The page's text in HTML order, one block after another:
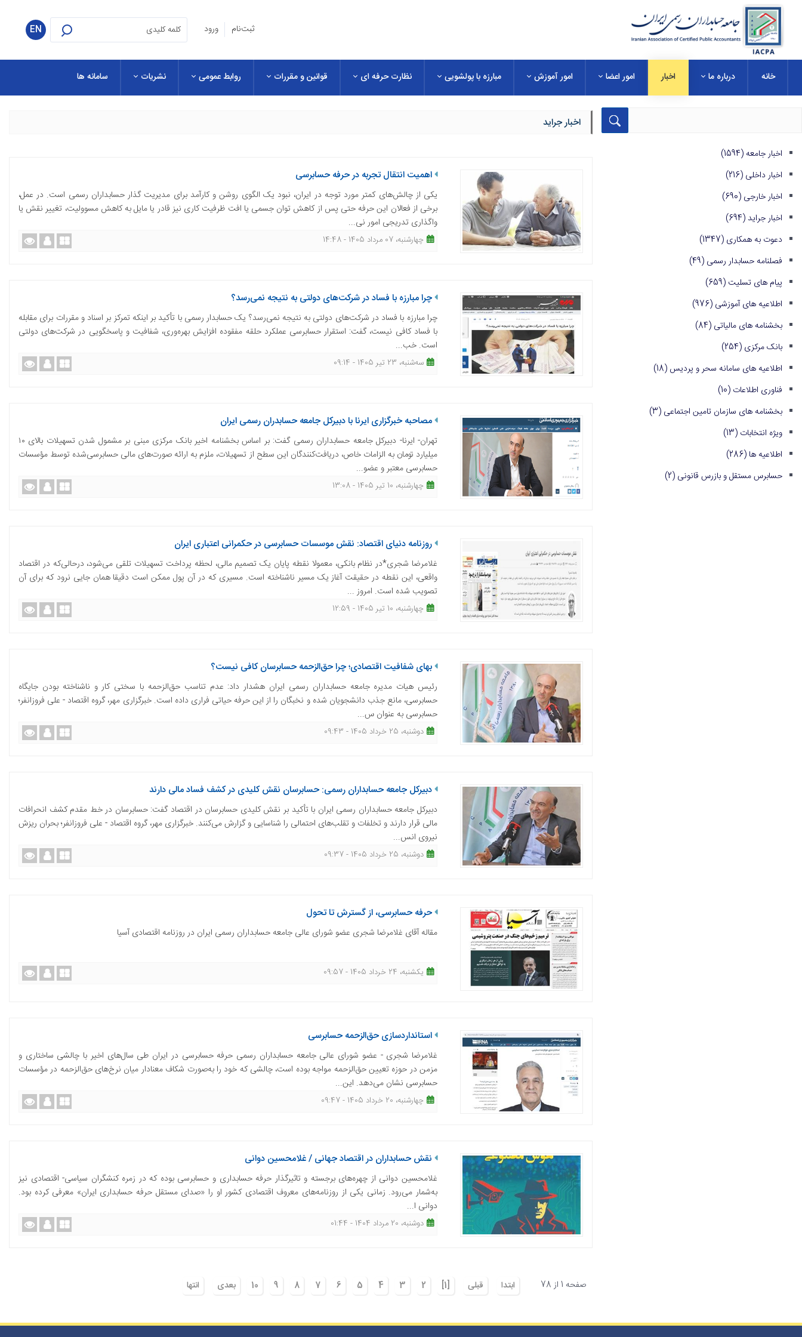
ثبت‌نام ورود EN
خانه درباره ما اخبار امور اعضا امور آموزش مبارزه با پولشویی نظارت حرفه ای قوانین و مقررات روابط عمومی نشریات سامانه ها
اخبار جامعه (1594)
اخبار داخلی (216)
اخبار خارجی (690)
اخبار جراید(694)
دعوت به همکاری (1347)
فصلنامه حسابدار رسمی (49)
پیام های تسلیت (659)
اطلاعیه های آموزشی (976)
بخشنامه های مالیاتی (84)
بانک مرکزی (254)
اطلاعیه های سامانه سحر و پردیس (18)
فناوری اطلاعات (10)
بخشنامه های سازمان تامین اجتماعی (3)
ویژه انتخابات (13)
اطلاعیه ها (286)
حسابرس مستقل و بازرس قانونی (2)
اخبار جراید
اهمیت انتقال تجربه در حرفه حسابرسی
یکی از چالش‌های کمتر مورد توجه در ایران، نبود یک الگوی روشن و کارآمد برای مدیریت گذار حسابداران رسمی است. در عمل،
برخی از فعالان این حرفه حتی پس از کاهش توان جسمی یا افت ظرفیت کاری نیز قادر یا مایل به کاهش مسوولیت، تغییر نقش یا
واگذاری تدریجی امور نی...
چهارشنبه، 07 مرداد 1405 - 14:48
چرا مبارزه با فساد در شرکت‌های دولتی به نتیجه نمی‌رسد؟
چرا مبارزه با فساد در شرکت‌های دولتی به نتیجه نمی‌رسد؟ یک حسابدار رسمی با تأکید بر اینکه تمرکز بر اسناد و مقررات برای مقابله
با فساد کافی نیست، گفت: استقرار حسابرسی عملکرد حلقه مفقوده افزایش بهره‌وری، شفافیت و پاسخگویی در شرکت‌های دولتی
است. خب...
ﺳﻪشنبه، 23 تیر 1405 - 09:14
مصاحبه خبرگزاری ایرنا با دبیرکل جامعه حسابدران رسمی ایران
تهران- ایرنا- دبیرکل جامعه حسابداران رسمی گفت: بر اساس بخشنامه اخیر بانک مرکزی مبنی بر مشمول شدن تسهیلات بالای ۱۰
میلیارد تومان به الزامات خاص، دریافت‌کنندگان این سطح از تسهیلات، ملزم به ارائه صورت‌های مالی حسابرسی‌شده توسط مؤسسات
حسابرسی معتبر و عضو...
چهارشنبه، 10 تیر 1405 - 13:08
روزنامه دنیای اقتصاد: نقش موسسات حسابرسی در حکمرانی اعتباری ایران
غلامرضا شجری*در نظام بانکی، معمولا نقطه پایان یک تصمیم مالی، لحظه پرداخت تسهیلات تلقی می‌شود، درحالی‌که در اقتصاد
واقعی، این نقطه در حقیقت آغاز یک مسیر ناشناخته است. مسیری که در آن پول ممکن است دقیقا همان جایی نرود که برای آن
تصویب شده است. امروز ...
چهارشنبه، 10 تیر 1405 - 12:59
بهای شفافیت اقتصادی؛ چرا حق‌الزحمه حسابرسان کافی نیست؟
رئیس هیات مدیره جامعه حسابداران رسمی ایران هشدار داد: عدم تناسب حق‌الزحمه با سختی کار و ناشناخته بودن جایگاه
حسابرسی، مانع جذب دانشجویان شده و نخبگان را از این حرفه حیاتی فراری داده است. خبرگزاری مهر، گروه اقتصاد - علی فروزانفر؛
حسابرسی به عنوان س...
دوشنبه، 25 خرداد 1405 - 09:43
دبیرکل جامعه حسابداران رسمی: حسابرسان نقش کلیدی در کشف فساد مالی دارند
دبیرکل جامعه حسابداران رسمی ایران با تأکید بر نقش کلیدی حسابرسان در اقتصاد گفت: حسابرسان در خط مقدم کشف انحرافات
مالی قرار دارند و تخلفات و تقلب‌های احتمالی را شناسایی و گزارش می‌کنند. خبرگزاری مهر، گروه اقتصاد - علی فروزانفر؛ بحران ریزش
نیروی انس...
دوشنبه، 25 خرداد 1405 - 09:37
حرفه حسابرسی، از گسترش تا تحول
مقاله آقای غلامرضا شجری عضو شورای عالی جامعه حسابداران رسمی ایران در روزنامه اقتصادی آسیا
یکشنبه، 24 خرداد 1405 - 09:57
استانداردسازی حق‌الزحمه حسابرسی
غلامرضا شجری - عضو شورای عالی جامعه حسابداران رسمی حرفه حسابرسی در ایران طی سال‌های اخیر با چالشی ساختاری و
مزمن در حوزه تعیین حق‌الزحمه مواجه بوده است، چالشی که خود را به‌صورت شکاف معنادار میان نرخ‌های حق‌الزحمه در مؤسسات
حسابرسی نشان می‌دهد. این...
چهارشنبه، 20 خرداد 1405 - 09:47
نقش حسابداران در اقتصاد جهانی / غلامحسین دوانی
غلامحسین دوانی از چهره‌های برجسته و تاثیرگذار حرفه حسابداری و حسابرسی بوده که در زمره کنشگران سیاسی- اقتصادی نیز
به‌شمار می‌رود. زمانی یکی از روزنامه‌های معروف اقتصادی کشور او را «صدای مستقل حرفه حسابداری ایران» معرفی کرده بود.
دوانی ا...
دوشنبه، 20 مرداد 1404 - 01:44
صفحه 1 از 78 ابتدا قبلی [1]
2
3
4
5
6
7
8
9
10 بعدی انتها